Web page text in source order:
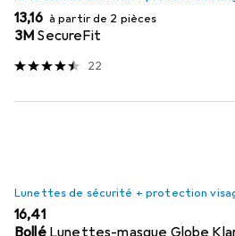
EUR
13,16 à partir de 2 pièces
3M SecureFit
22
Lunettes de sécurité + protection
EUR
16,41